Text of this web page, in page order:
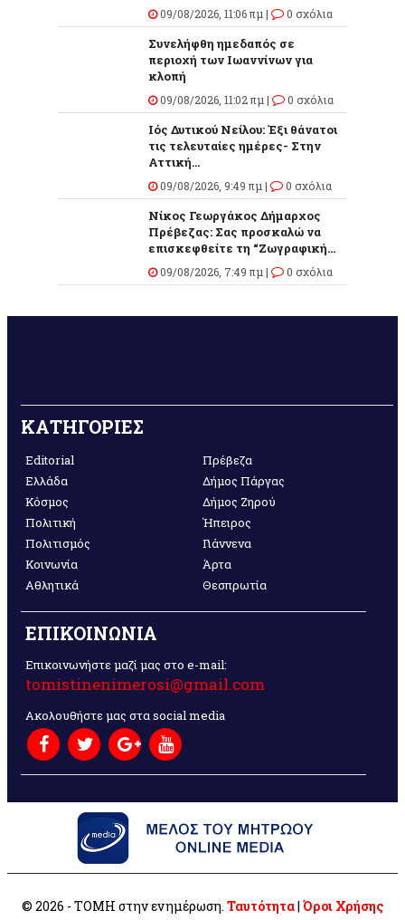
09/08/2026, 11:06 πμ | 0 σχόλια
Συνελήφθη ημεδαπός σε
περιοχή των Ιωαννίνων για
κλοπή
09/08/2026, 11:02 πμ | 0 σχόλια
Ιός Δυτικού Νείλου: Έξι θάνατοι
τις τελευταίες ημέρες- Στην
Αττική...
09/08/2026, 9:49 πμ | 0 σχόλια
Νίκος Γεωργάκος Δήμαρχος
Πρέβεζας: Σας προσκαλώ να
επισκεφθείτε τη “Ζωγραφική...
09/08/2026, 7:49 πμ | 0 σχόλια
ΚΑΤΗΓΟΡΙΕΣ
Editorial
Ελλάδα
Κόσμος
Πολιτική
Πολιτισμός
Κοινωνία
Αθλητικά
Πρέβεζα
Δήμος Πάργας
Δήμος Ζηρού
Ήπειρος
Γιάννενα
Άρτα
Θεσπρωτία
ΕΠΙΚΟΙΝΩΝΙΑ
Επικοινωνήστε μαζί μας στο e-mail:
tomistinenimerosi@gmail.com
Ακολουθήστε μας στα social media
© 2026 - ΤΟΜΗ στην ενημέρωση. Ταυτότητα| Όροι Χρήσης